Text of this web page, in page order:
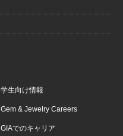
学生向け情報
Gem & Jewelry Careers
GIAでのキャリア